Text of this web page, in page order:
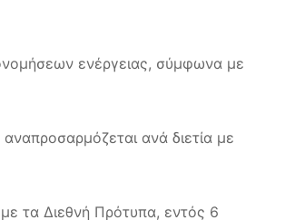
ενέργειας, σύμφωνα με
ανά διετία με
τα Διεθνή Πρότυπα, εντός 6